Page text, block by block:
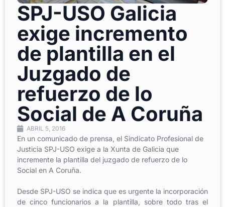
SPJ-USO Galicia
exige incremento
de plantilla en el
Juzgado de
refuerzo de lo
Social de A Coruña
ABRIL 5, 2016
En un comunicado de prensa, el Sindicato Profesional de
Justicia SPJ-USO exige a la Xunta de Galicia que
incremente la plantilla del juzgado de refuerzo de lo
Social en A Coruña.
Desde SPJ-USO se indica que es urgente la incorporación
de cinco funcionarios a la plantilla, sobre todo tras el